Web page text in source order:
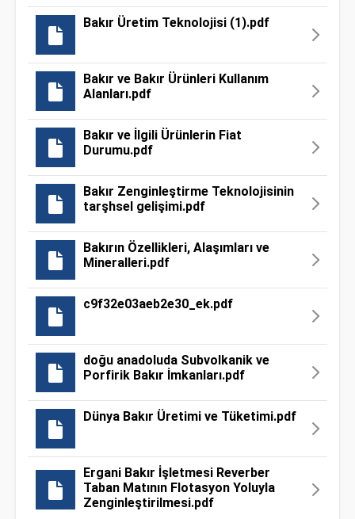
Bakır Üretim Teknolojisi (1).pdf
Bakır ve Bakır Ürünleri Kullanım
Alanları.pdf
Bakır ve İlgili Ürünlerin Fiat
Durumu.pdf
Bakır Zenginleştirme Teknolojisinin
tarşhsel gelişimi.pdf
Bakırın Özellikleri, Alaşımları ve
Mineralleri.pdf
c9f32e03aeb2e30_ek.pdf
doğu anadoluda Subvolkanik ve
Porfirik Bakır İmkanları.pdf
Dünya Bakır Üretimi ve Tüketimi.pdf
Ergani Bakır İşletmesi Reverber
Taban Matının Flotasyon Yoluyla
Zenginleştirilmesi.pdf